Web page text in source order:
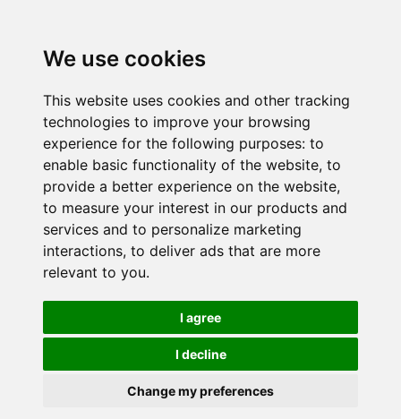
We use cookies
This website uses cookies and other tracking
technologies to improve your browsing
experience for the following purposes: to
enable basic functionality of the website, to
provide a better experience on the website,
to measure your interest in our products and
services and to personalize marketing
interactions, to deliver ads that are more
relevant to you.
I agree
I decline
Change my preferences